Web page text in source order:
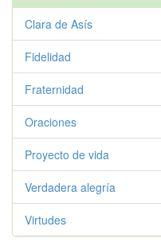
Clara de Asís
Fidelidad
Fraternidad
Oraciones
Proyecto de vida
Verdadera alegría
Virtudes